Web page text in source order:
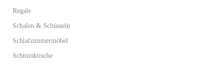
Regale
Schalen & Schüsseln
Schlafzimmermöbel
Schminktische